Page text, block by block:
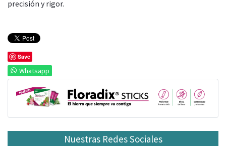
precisión y rigor.
Save
Whatsapp
Nuestras Redes Sociales